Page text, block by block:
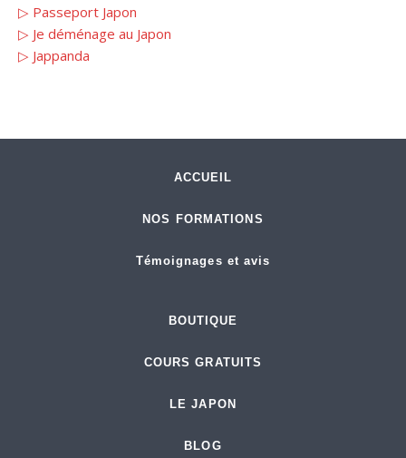
▷ Passeport Japon
▷ Je déménage au Japon
▷ Jappanda
ACCUEIL
NOS FORMATIONS
Témoignages et avis
BOUTIQUE
COURS GRATUITS
LE JAPON
BLOG